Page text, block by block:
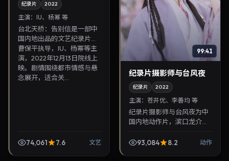
纪录片 2022
主演： IU、杨幂 等
台北天桥：告别信是一部中
国内地出品的文艺纪录片，
曹保平执导，IU、杨幂等主
演，2022年12月13日院线上
映。剧情围绕都市情感与悬
念展开，适合关...
74,061 7.6 文艺
99:41
纪录片摄影师与台风夜
纪录片 2022
主演：苍井优、李善均 等
纪录片摄影师与台风夜为中
国内地动作片，滨口龙介执
演。2022年4月7日首映，讲
93,084 8.2 动作